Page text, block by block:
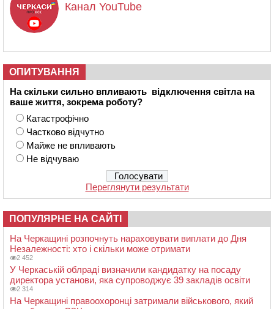
Канал YouTube
ОПИТУВАННЯ
На скільки сильно впливають відключення світла на
ваше життя, зокрема роботу?
Катастрофічно
Частково відчутно
Майже не впливають
Не відчуваю
Переглянути результати
ПОПУЛЯРНЕ НА САЙТІ
На Черкащині розпочнуть нараховувати виплати до Дня
Незалежності: хто і скільки може отримати
2 452
У Черкаській облраді визначили кандидатку на посаду
директора установи, яка супроводжує 39 закладів освіти
2 314
На Черкащині правоохоронці затримали військового, який